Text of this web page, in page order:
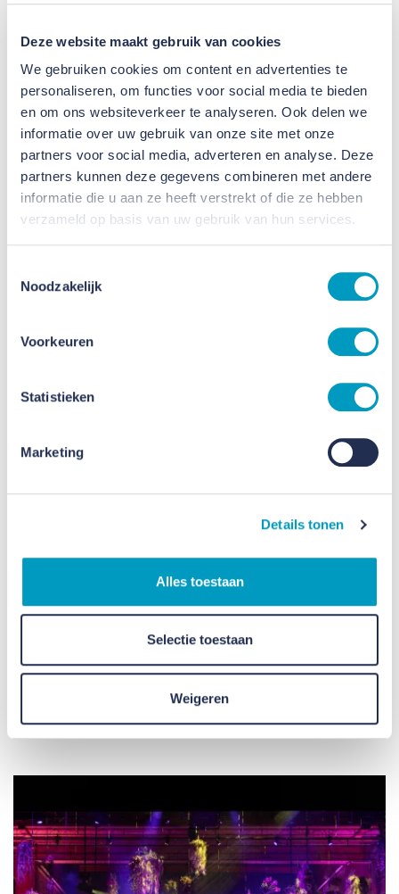
Deze website maakt gebruik van cookies
We gebruiken cookies om content en advertenties te
personaliseren, om functies voor social media te bieden
en om ons websiteverkeer te analyseren. Ook delen we
informatie over uw gebruik van onze site met onze
partners voor social media, adverteren en analyse. Deze
partners kunnen deze gegevens combineren met andere
informatie die u aan ze heeft verstrekt of die ze hebben
verzameld op basis van uw gebruik van hun services.
Noodzakelijk
Voorkeuren
Statistieken
Marketing
Details tonen
Alles toestaan
Selectie toestaan
Weigeren
Smeets Vastgoedservice bij eerste
editie van Job Garden
25 SEPTEMBER 2023
Blauwe loper uitgerold voor
collega’s en partners!
21 SEPTEMBER 2023